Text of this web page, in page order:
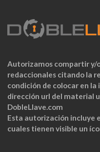
Autorizamos compartir y/
redaccionales citando la
condición de colocar en
dirección url del material
DobleLlave.com
Esta autorización incluye
cuales tienen visible un